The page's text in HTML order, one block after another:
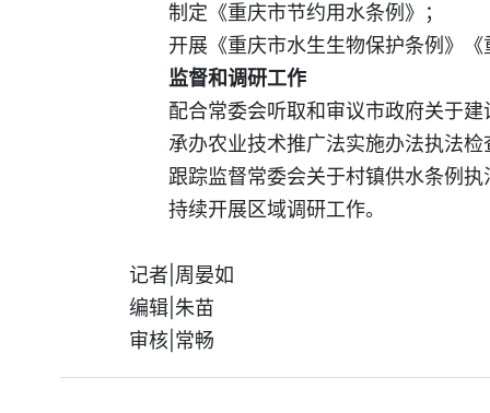
制定《重庆市节约用水条例》；
开展《重庆市水生生物保护条例》
监督和调研工作
配合常委会听取和审议市政府关于
承办农业技术推广法实施办法执法检
跟踪监督常委会关于村镇供水条例
持续开展区域调研工作。
记者|周晏如
编辑|朱苗
审核|常畅